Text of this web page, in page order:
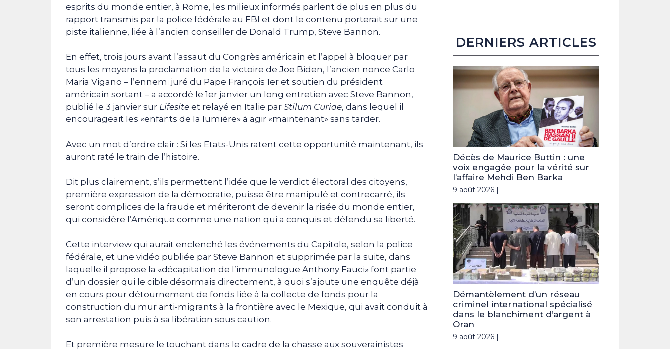
esprits du monde entier, à Rome, les milieux informés parlent de plus en plus du
rapport transmis par la police fédérale au FBI et dont le contenu porterait sur une
piste italienne, liée à l’ancien conseiller de Donald Trump, Steve Bannon.
En effet, trois jours avant l’assaut du Congrès américain et l’appel à bloquer par
tous les moyens la proclamation de la victoire de Joe Biden, l’ancien nonce Carlo
Maria Vigano – l’ennemi juré du Pape François 1er et soutien du président
américain sortant – a accordé le 1er janvier un long entretien avec Steve Bannon,
publié le 3 janvier sur Lifesite et relayé en Italie par Stilum Curiae, dans lequel il
encourageait les «enfants de la lumière» à agir «maintenant» sans tarder.
Avec un mot d’ordre clair : Si les Etats-Unis ratent cette opportunité maintenant, ils
auront raté le train de l’histoire.
Dit plus clairement, s’ils permettent l’idée que le verdict électoral des citoyens,
première expression de la démocratie, puisse être manipulé et contrecarré, ils
seront complices de la fraude et mériteront de devenir la risée du monde entier,
qui considère l’Amérique comme une nation qui a conquis et défendu sa liberté.
Cette interview qui aurait enclenché les événements du Capitole, selon la police
fédérale, et une vidéo publiée par Steve Bannon et supprimée par la suite, dans
laquelle il propose la «décapitation de l’immunologue Anthony Fauci» font partie
d’un dossier qui le cible désormais directement, à quoi s’ajoute une enquête déjà
en cours pour détournement de fonds liée à la collecte de fonds pour la
construction du mur anti-migrants à la frontière avec le Mexique, qui avait conduit à
son arrestation puis à sa libération sous caution.
Et première mesure le touchant dans le cadre de la chasse aux souverainistes
DERNIERS ARTICLES
Décès de Maurice Buttin : une
voix engagée pour la vérité sur
l’affaire Mehdi Ben Barka
9 août 2026 |
Démantèlement d’un réseau
criminel international spécialisé
dans le blanchiment d’argent à
Oran
9 août 2026 |